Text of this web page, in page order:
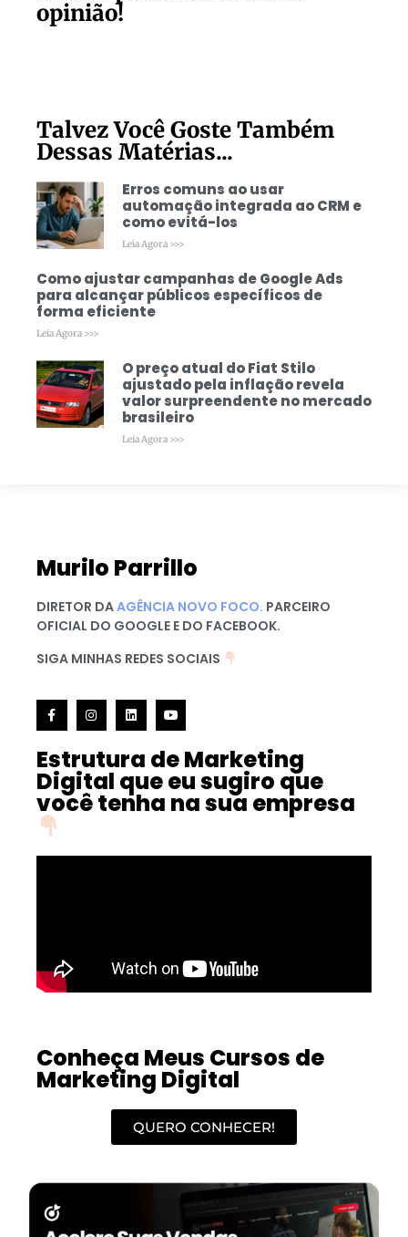
opinião!
Talvez Você Goste Também
Dessas Matérias...
Erros comuns ao usar
automação integrada ao CRM e
como evitá-los
Leia Agora >>>
Como ajustar campanhas de Google Ads
para alcançar públicos específicos de
forma eficiente
Leia Agora >>>
O preço atual do Fiat Stilo
ajustado pela inflação revela
valor surpreendente no mercado
brasileiro
Leia Agora >>>
Murilo Parrillo
DIRETOR DAAGÊNCIA NOVO FOCO. PARCEIRO
OFICIAL DO GOOGLE E DO FACEBOOK.
SIGA MINHAS REDES SOCIAIS
Estrutura de Marketing
Digital que eu sugiro que
você tenha na sua empresa
Conheça Meus Cursos de
Marketing Digital
QUERO CONHECER!